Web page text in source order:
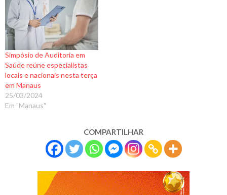
Simpósio de Auditoria em
Saúde reúne especialistas
locais e nacionais nesta terça
em Manaus
25/03/2024
Em "Manaus"
COMPARTILHAR